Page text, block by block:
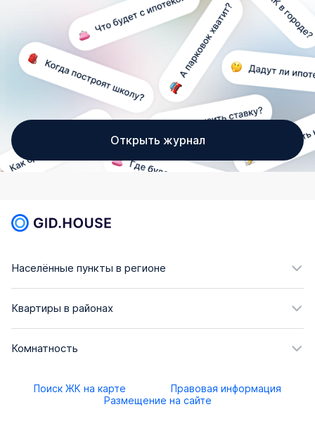
Открыть журнал
Населённые пункты в регионе
Квартиры в районах
Комнатность
Поиск ЖК на карте
Правовая информация
Размещение на сайте